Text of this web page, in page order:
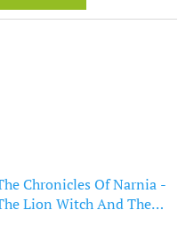
Chronicles Of Narnia -
Lion Witch And The